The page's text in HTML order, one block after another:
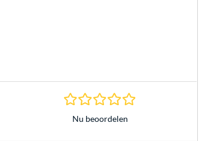
0.0 sterren
Nu beoordelen